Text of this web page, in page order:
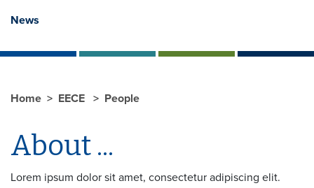
News
Home EECE People
About ...
Lorem ipsum dolor sit amet, consectetur adipiscing elit.